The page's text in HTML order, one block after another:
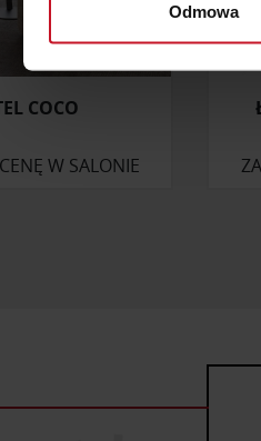
Dowiedz się więcej
Wykorzystujemy pliki
reklamowym i
Odmowa
COCO
W SALONIE